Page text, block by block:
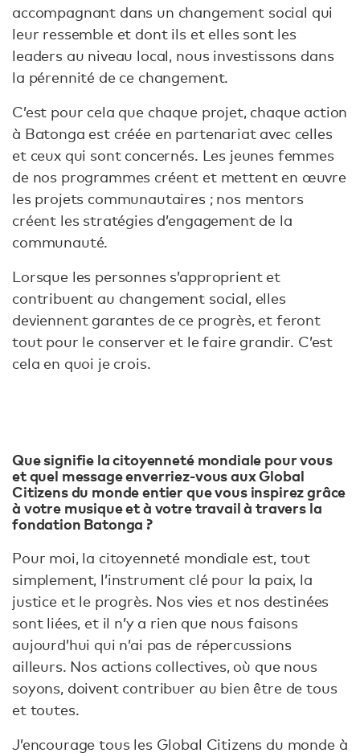
accompagnant dans un changement social qui
leur ressemble et dont ils et elles sont les
leaders au niveau local, nous investissons dans
la pérennité de ce changement.
C’est pour cela que chaque projet, chaque action
à Batonga est créée en partenariat avec celles
et ceux qui sont concernés. Les jeunes femmes
de nos programmes créent et mettent en œuvre
les projets communautaires ; nos mentors
créent les stratégies d’engagement de la
communauté.
Lorsque les personnes s’approprient et
contribuent au changement social, elles
deviennent garantes de ce progrès, et feront
tout pour le conserver et le faire grandir. C’est
cela en quoi je crois.
Que signifie la citoyenneté mondiale pour vous
et quel message enverriez-vous aux Global
Citizens du monde entier que vous inspirez grâce
à votre musique et à votre travail à travers la
fondation Batonga ?
Pour moi, la citoyenneté mondiale est, tout
simplement, l’instrument clé pour la paix, la
justice et le progrès. Nos vies et nos destinées
sont liées, et il n’y a rien que nous faisons
aujourd’hui qui n’ai pas de répercussions
ailleurs. Nos actions collectives, où que nous
soyons, doivent contribuer au bien être de tous
et toutes.
J’encourage tous les Global Citizens du monde à